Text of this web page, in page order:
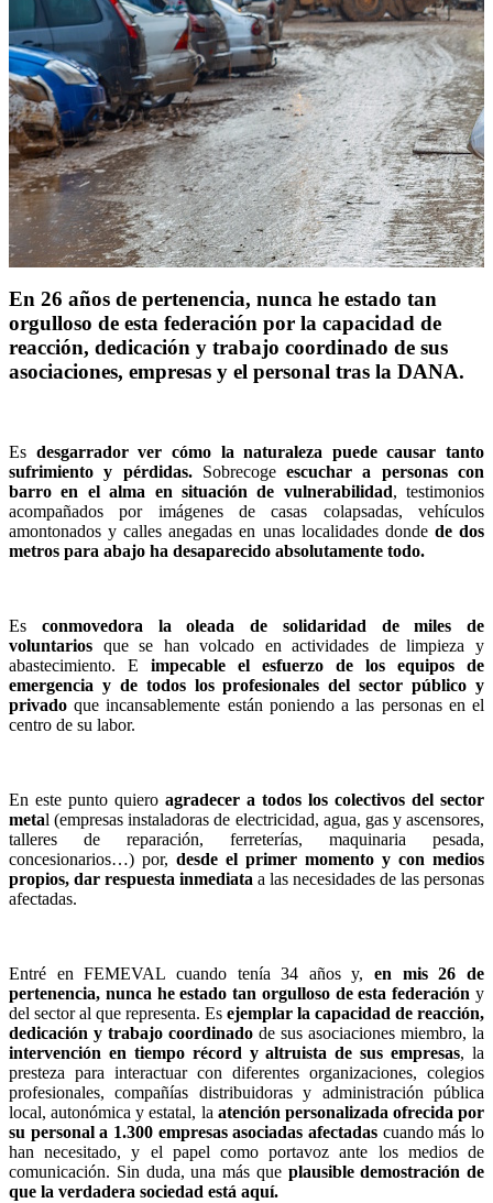
En 26 años de pertenencia, nunca he estado tan
orgulloso de esta federación por la capacidad de
reacción, dedicación y trabajo coordinado de sus
asociaciones, empresas y el personal tras la DANA.
Es desgarrador ver cómo la naturaleza puede causar tanto
sufrimiento y pérdidas.Sobrecogeescuchar a personas con
barro en el alma en situación de vulnerabilidad, testimonios
acompañados por imágenes de casas colapsadas, vehículos
amontonados y calles anegadas en unas localidades donde de dos
metros para abajo ha desaparecido absolutamente todo.
Es conmovedora la oleada de solidaridad de miles de
voluntarios que se han volcado en actividades de limpieza y
abastecimiento. E impecable el esfuerzo de los equipos de
emergencia y de todos los profesionales del sector público y
privadoque incansablemente están poniendo a las personas en el
centro de su labor.
En este punto quiero agradecer a todos los colectivos del sector
metal (empresas instaladoras de electricidad, agua, gas y ascensores,
talleres de reparación, ferreterías, maquinaria pesada,
concesionarios…) por, desde el primer momento y con medios
propios, dar respuesta inmediata a las necesidades de las personas
afectadas.
Entré en FEMEVAL cuando tenía 34 años y,en mis 26 de
pertenencia, nunca he estado tan orgulloso de esta federación y
del sector al que representa. Es ejemplar la capacidad de reacción,
dedicación y trabajo coordinado de sus asociaciones miembro, la
intervención en tiempo récord y altruista de sus empresas, la
presteza para interactuar con diferentes organizaciones, colegios
profesionales, compañías distribuidoras y administración pública
local, autonómica y estatal, la atención personalizada ofrecida por
su personal a 1.300 empresas asociadas afectadas cuando más lo
han necesitado, y el papel como portavoz ante los medios de
comunicación. Sin duda, una más que plausible demostración de
que la verdadera sociedad está aquí.